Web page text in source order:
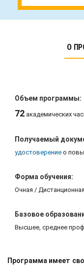
О
Объем программы:
72 академических
Получаемый
удостоверение о
Форма обучения:
Очная / Дистанционная
Базовое
Высшее, среднее
Программа имеет